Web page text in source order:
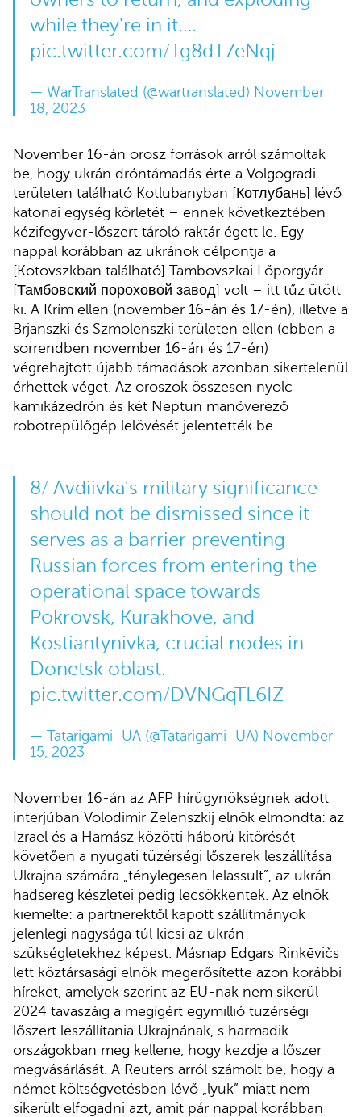
while they're in it.…
pic.twitter.com/Tg8dT7eNqj
— WarTranslated (@wartranslated) November
18, 2023
November 16-án orosz források arról számoltak
be, hogy ukrán dróntámadás érte a Volgogradi
területen található Kotlubanyban [Котлубань] lévő
katonai egység körletét – ennek következtében
kézifegyver-lőszert tároló raktár égett le. Egy
nappal korábban az ukránok célpontja a
[Kotovszkban található] Tambovszkai Lőporgyár
[Тамбовский пороховой завод] volt – itt tűz ütött
ki. A Krím ellen (november 16-án és 17-én), illetve a
Brjanszki és Szmolenszki területen ellen (ebben a
sorrendben november 16-án és 17-én)
végrehajtott újabb támadások azonban sikertelenül
érhettek véget. Az oroszok összesen nyolc
kamikázedrón és két Neptun manőverező
robotrepülőgép lelövését jelentették be.
8/ Avdiivka's military significance
should not be dismissed since it
serves as a barrier preventing
Russian forces from entering the
operational space towards
Pokrovsk, Kurakhove, and
Kostiantynivka, crucial nodes in
Donetsk oblast.
pic.twitter.com/DVNGqTL6IZ
— Tatarigami_UA (@Tatarigami_UA) November
15, 2023
November 16-án az AFP hírügynökségnek adott
interjúban Volodimir Zelenszkij elnök elmondta: az
Izrael és a Hamász közötti háború kitörését
követően a nyugati tüzérségi lőszerek leszállítása
Ukrajna számára „ténylegesen lelassult”, az ukrán
hadsereg készletei pedig lecsökkentek. Az elnök
kiemelte: a partnerektől kapott szállítmányok
jelenlegi nagysága túl kicsi az ukrán
szükségletekhez képest. Másnap Edgars Rinkēvičs
lett köztársasági elnök megerősítette azon korábbi
híreket, amelyek szerint az EU-nak nem sikerül
2024 tavaszáig a megígért egymillió tüzérségi
lőszert leszállítania Ukrajnának, s harmadik
országokban meg kellene, hogy kezdje a lőszer
megvásárlását. A Reuters arról számolt be, hogy a
német költségvetésben lévő „lyuk” miatt nem
sikerült elfogadni azt, amit pár nappal korábban